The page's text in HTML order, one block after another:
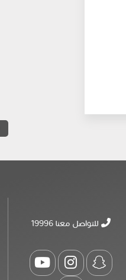
للتواصل معنا 19996